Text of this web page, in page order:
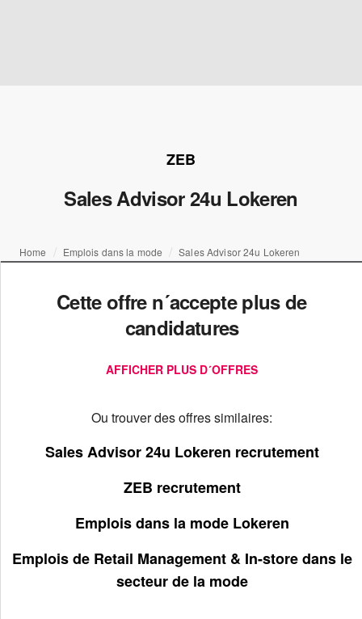
ZEB
Sales Advisor 24u Lokeren
Home Emplois dans la mode Sales Advisor 24u Lokeren
Cette offre n´accepte plus de
candidatures
AFFICHER PLUS D´OFFRES
Ou trouver des offres similaires:
Sales Advisor 24u Lokeren recrutement
ZEB recrutement
Emplois dans la mode Lokeren
Emplois de Retail Management & In-store dans le
secteur de la mode